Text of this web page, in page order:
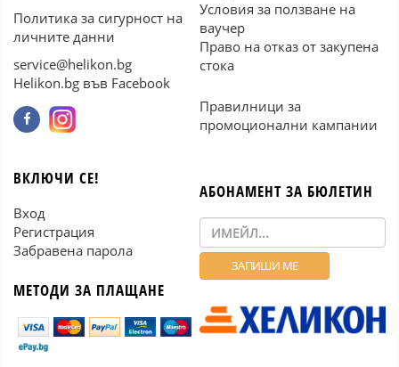
Политика за сигурност на
личните данни
service@helikon.bg
Helikon.bg във Facebook
Условия за ползване на
ваучер
Право на отказ от закупена
стока
Правилници за
промоционални кампании
ВКЛЮЧИ СЕ!
Вход
Регистрация
Забравена парола
МЕТОДИ ЗА ПЛАЩАНЕ
АБОНАМЕНТ ЗА БЮЛЕТИН